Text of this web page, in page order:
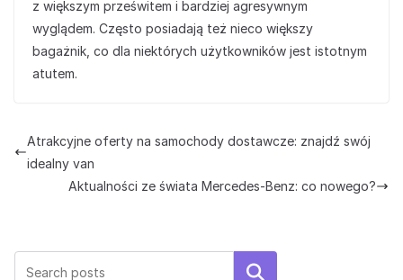
z większym prześwitem i bardziej agresywnym
wyglądem. Często posiadają też nieco większy
bagażnik, co dla niektórych użytkowników jest istotnym
atutem.
Atrakcyjne oferty na samochody dostawcze: znajdź swój
idealny van
Aktualności ze świata Mercedes-Benz: co nowego?
Szukaj